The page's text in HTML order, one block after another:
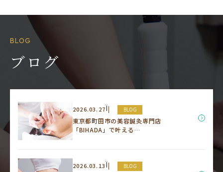
BLOG
ブログ
2026.03.27Ï BLOG
東京都町田市の美容鍼灸専門店
「BIHADA」で叶える…
2026.03.13Ï BLOG